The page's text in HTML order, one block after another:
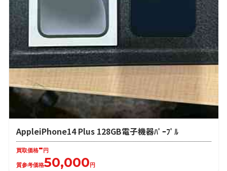
AppleiPhone14 Plus 128GB電子機器ﾊﾟｰﾌﾟﾙ
買取価格- 円
質参考価格50,000 円